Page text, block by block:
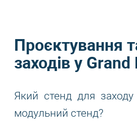
Проєктування
заходів у
Який стенд для
модульний стенд?